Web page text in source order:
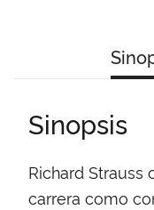
Sinopsis
Richard Strauss
carrera como